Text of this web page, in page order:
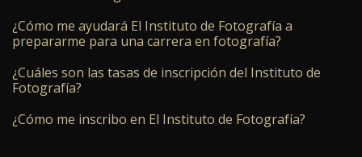
¿Cómo me ayudará El Instituto de Fotografía a
prepararme para una carrera en fotografía?
¿Cuáles son las tasas de inscripción del Instituto de
Fotografía?
¿Cómo me inscribo en El Instituto de Fotografía?